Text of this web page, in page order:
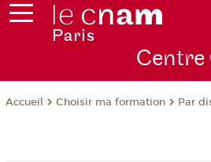
Centre
Accueil Choisir ma formation Par